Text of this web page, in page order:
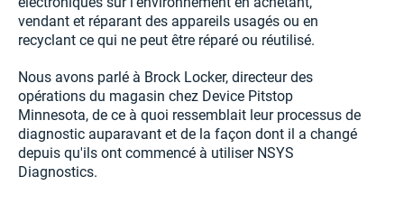
vendant et réparant des appareils usagés ou en
recyclant ce qui ne peut être réparé ou réutilisé.
Nous avons parlé à Brock Locker, directeur des
opérations du magasin chez Device Pitstop
Minnesota, de ce à quoi ressemblait leur processus de
diagnostic auparavant et de la façon dont il a changé
depuis qu'ils ont commencé à utiliser NSYS
Diagnostics.